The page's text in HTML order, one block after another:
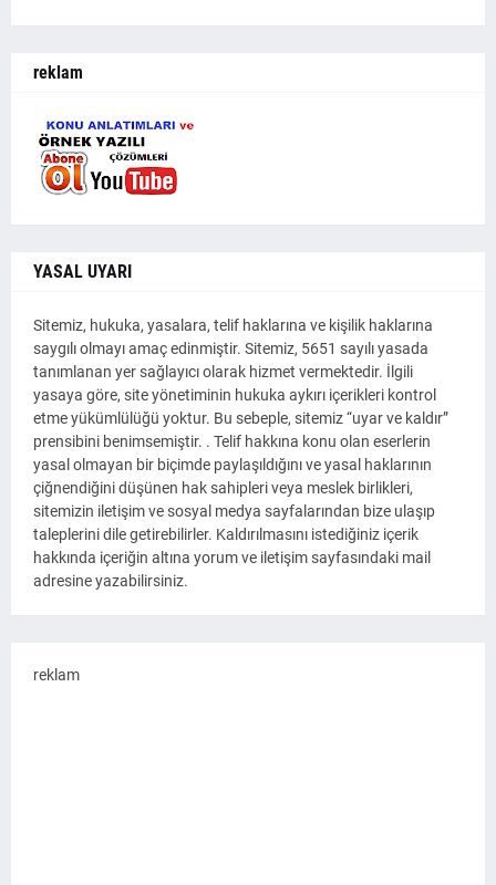
reklam
YASAL UYARI
Sitemiz, hukuka, yasalara, telif haklarına ve kişilik haklarına
saygılı olmayı amaç edinmiştir. Sitemiz, 5651 sayılı yasada
tanımlanan yer sağlayıcı olarak hizmet vermektedir. İlgili
yasaya göre, site yönetiminin hukuka aykırı içerikleri kontrol
etme yükümlülüğü yoktur. Bu sebeple, sitemiz “uyar ve kaldır”
prensibini benimsemiştir. . Telif hakkına konu olan eserlerin
yasal olmayan bir biçimde paylaşıldığını ve yasal haklarının
çiğnendiğini düşünen hak sahipleri veya meslek birlikleri,
sitemizin iletişim ve sosyal medya sayfalarından bize ulaşıp
taleplerini dile getirebilirler. Kaldırılmasını istediğiniz içerik
hakkında içeriğin altına yorum ve iletişim sayfasındaki mail
adresine yazabilirsiniz.
reklam